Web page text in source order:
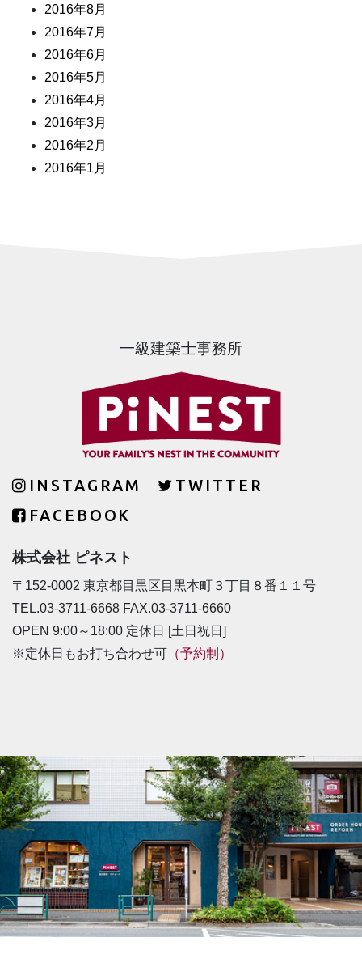
2016年8月
2016年7月
2016年6月
2016年5月
2016年4月
2016年3月
2016年2月
2016年1月
一級建築士事務所
INSTAGRAM
TWITTER
FACEBOOK
株式会社 ピネスト
〒152-0002 東京都目黒区目黒本町３丁目８番１１号
TEL.03-3711-6668 FAX.03-3711-6660
OPEN 9:00～18:00 定休日 [土日祝日]
※定休日もお打ち合わせ可 （予約制）